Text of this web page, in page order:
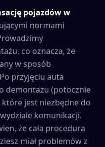
pojazdów w
normami
co oznacza, że
w sposób
przyjęciu auta
demontażu (potocznie
które jest niezbędne do
komunikacji.
że cała procedura
miał problemów z